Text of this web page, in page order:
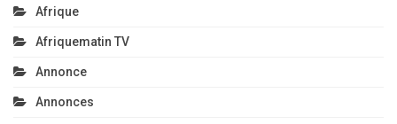
Afrique
Afriquematin TV
Annonce
Annonces